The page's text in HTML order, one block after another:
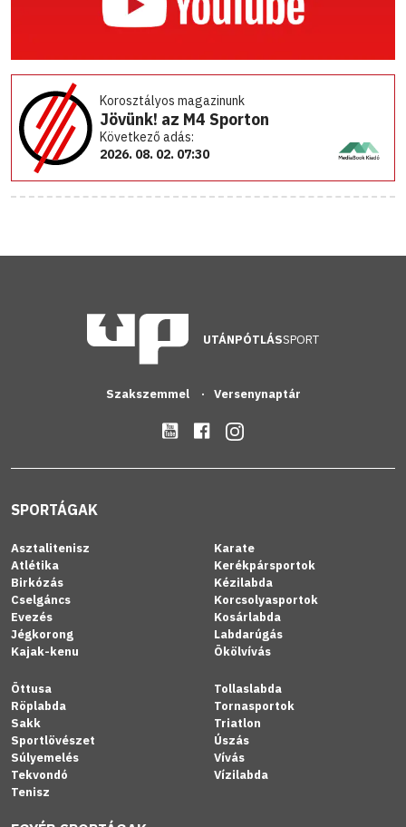
Korosztályos magazinunk
Jövünk! az M4 Sporton
Következő adás:
2026. 08. 02. 07:30
UTÁNPÓTLÁSSPORT
Szakszemmel Versenynaptár
SPORTÁGAK
Asztalitenisz
Atlétika
Birkózás
Cselgáncs
Evezés
Jégkorong
Kajak-kenu
Karate
Kerékpársportok
Kézilabda
Korcsolyasportok
Kosárlabda
Labdarúgás
Ökölvívás
Öttusa
Röplabda
Sakk
Sportlövészet
Súlyemelés
Tekvondó
Tenisz
Tollaslabda
Tornasportok
Triatlon
Úszás
Vívás
Vízilabda